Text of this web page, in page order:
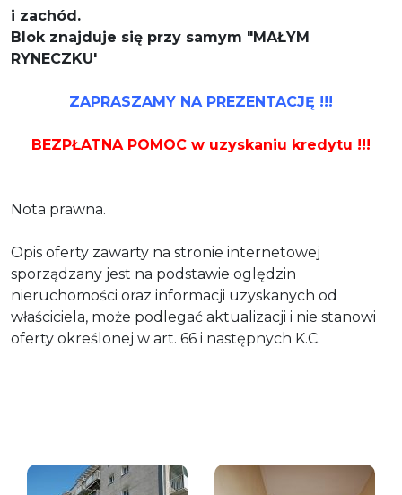
i zachód.
Blok znajduje się przy samym "MAŁYM
RYNECZKU'
ZAPRASZAMY NA PREZENTACJĘ !!!
BEZPŁATNA POMOC w uzyskaniu kredytu !!!
Nota prawna.
Opis oferty zawarty na stronie internetowej
sporządzany jest na podstawie oględzin
nieruchomości oraz informacji uzyskanych od
właściciela, może podlegać aktualizacji i nie stanowi
oferty określonej w art. 66 i następnych K.C.